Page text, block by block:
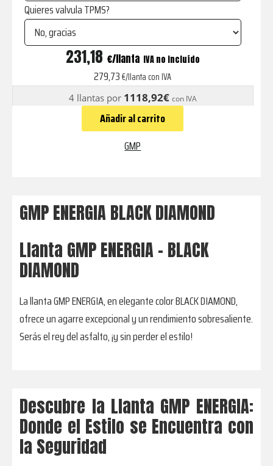
Quieres valvula TPMS?
DIAMOND
cantidad
231,18 € IVA no incluído
279,73€/llanta con IVA
4 llantas por 1118,92€ con IVA
Añadir al carrito
GMP
GMP ENERGIA BLACK DIAMOND
Llanta GMP ENERGIA - BLACK
DIAMOND
La llanta GMP ENERGIA, en elegante color BLACK DIAMOND,
ofrece un agarre excepcional y un rendimiento sobresaliente.
Serás el rey del asfalto, ¡y sin perder el estilo!
Descubre la Llanta GMP ENERGIA:
Donde el Estilo se Encuentra con
la Seguridad